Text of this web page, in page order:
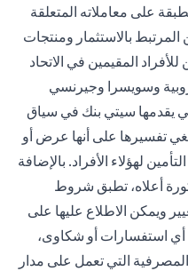
على معاملاته المتعلقة
المرتبط بالاستثمار ومنتجات
للأفراد المقيمين في الاتحاد
وسويسرا وجيرنسي
يقدمها سيتي بنك في سياق
تفسيرها على أنها عرض أو
لهؤلاء الأفراد. بالإضافة
أعلاه، تطبق شروط
ويمكن الاطلاع عليها على
أي استفسارات أو شكاوى،
فيرجى الاتصال بخدمة CitiPhone المصرفية التي تعمل على مدار